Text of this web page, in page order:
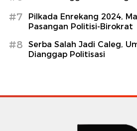
#7
Pilkada Enrekang 2024,
Pasangan Politisi-Birokrat
#8
Serba Salah Jadi Caleg,
Dianggap Politisasi